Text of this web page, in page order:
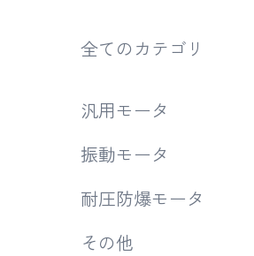
全てのカテゴリ
汎用モータ
振動モータ
耐圧防爆モータ
その他